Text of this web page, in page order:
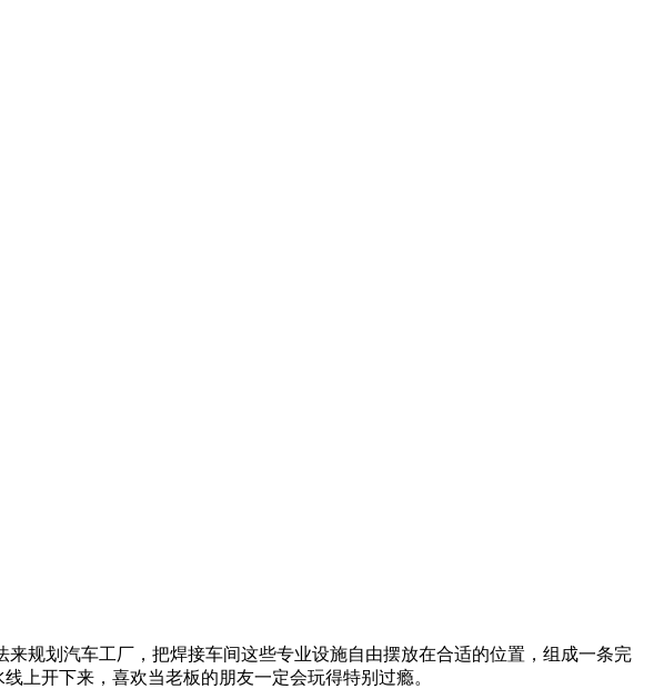
来规划汽车工厂，把焊接车间这些专业设施自由摆放在合适的位置，组成一条完
上开下来，喜欢当老板的朋友一定会玩得特别过瘾。